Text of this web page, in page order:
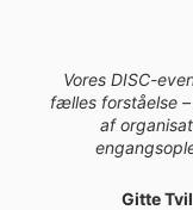
Vores DISC-
fælles forståelse
af
Gitte